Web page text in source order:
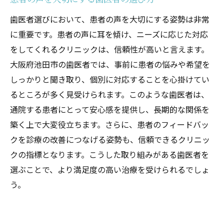
クリニックの雰囲気とスタッフの対応
対応の良さがわかるチェックポイント
家族で通える環境のクリニックを選ぶ
診療時間の柔軟性と通いやすさ
安心感を与える池田市の歯医者が人気
丁寧な診断と治療が安心の鍵
患者に寄り添う対応で信頼を得る
安心して通えるクリニックの特徴
最新の治療技術で安心感を提供
親しみやすいスタッフが魅力
歯医者選びにおいて、患者の声を大切にする姿勢は非常
に重要です。患者の声に耳を傾け、ニーズに応じた対応
をしてくれるクリニックは、信頼性が高いと言えます。
大阪府池田市の歯医者では、事前に患者の悩みや希望を
しっかりと聞き取り、個別に対応することを心掛けてい
るところが多く見受けられます。このような歯医者は、
通院する患者にとって安心感を提供し、長期的な関係を
築く上で大変役立ちます。さらに、患者のフィードバッ
クを診療の改善につなげる姿勢も、信頼できるクリニッ
クの指標となります。こうした取り組みがある歯医者を
選ぶことで、より満足度の高い治療を受けられるでしょ
う。